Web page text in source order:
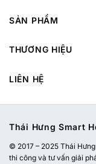
SẢN PHẨM
THƯƠNG HIỆU
LIÊN HỆ
Thái Hưng Smart
© 2017 – 2025 Thái
thi công và tư vấn giải